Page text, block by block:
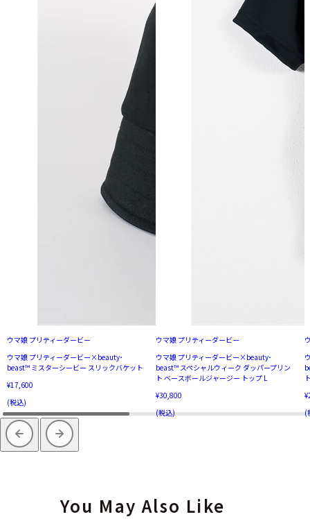
ウマ娘 プリティーダービー
ウマ娘 プリティーダービー×beauty･
beast™︎ ミスターシービー スリックバケット
¥17,600
(税込)
ウマ娘 プリティーダービー
ウマ娘 プリティーダービー×beauty･
beast™︎ スペシャルウィーク ダッパープリン
ト ベースボールジャージー トップ L
¥30,800
(税込)
(
You May Also Like